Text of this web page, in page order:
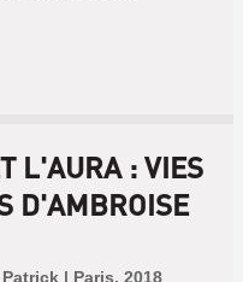
L'AURA : VIES
D'AMBROISE
| Paris, 2018